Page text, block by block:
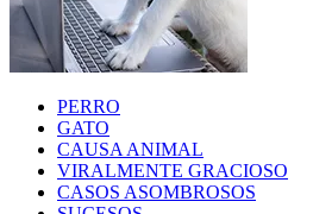
PERRO
GATO
CAUSA ANIMAL
VIRALMENTE GRACIOSO
CASOS ASOMBROSOS